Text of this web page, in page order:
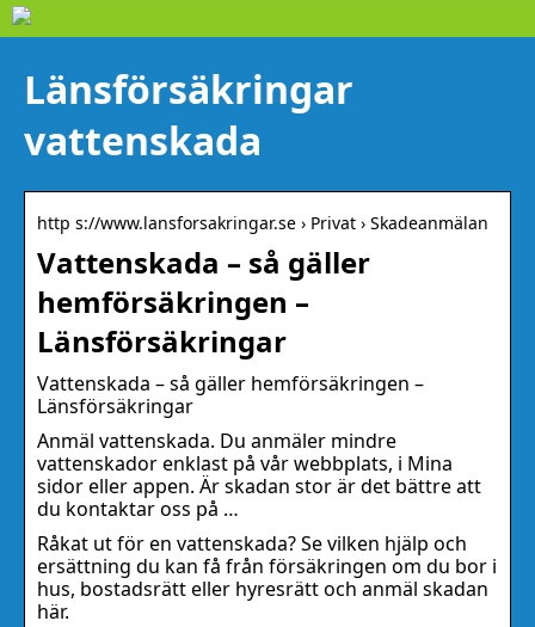
Länsförsäkringar
vattenskada
http s://www.lansforsakringar.se › Privat › Skadeanmälan
Vattenskada – så gäller
hemförsäkringen –
Länsförsäkringar
Vattenskada – så gäller hemförsäkringen –
Länsförsäkringar
Anmäl vattenskada. Du anmäler mindre
vattenskador enklast på vår webbplats, i Mina
sidor eller appen. Är skadan stor är det bättre att
du kontaktar oss på …
Råkat ut för en vattenskada? Se vilken hjälp och
ersättning du kan få från försäkringen om du bor i
hus, bostadsrätt eller hyresrätt och anmäl skadan
här.